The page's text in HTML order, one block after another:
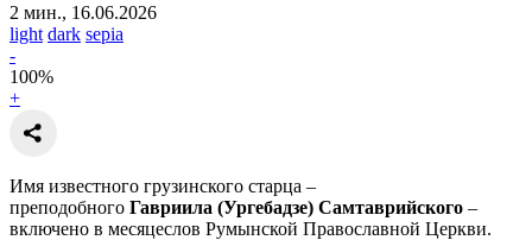
2 мин., 16.06.2026
light dark sepia
-
100%
+
Имя известного грузинского старца –
преподобного Гавриила (Ургебадзе) Самтаврийского –
включено в месяцеслов Румынской Православной Церкви.